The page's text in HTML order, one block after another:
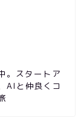
。スタートア
AIと仲良くコ